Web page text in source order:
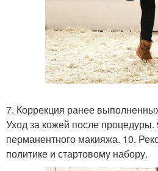
7. Коррекция ранее
Уход за кожей после
перманентного макияжа. 10.
политике и стартовому набору.